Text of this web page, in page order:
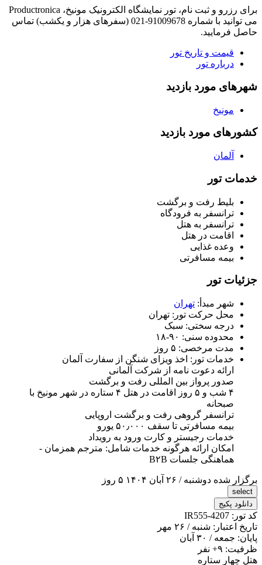
برای رزرو و ثبت نام، تور نمایشگاه الکترونیک مونیخ، Productronica
می توانید با شماره 91009678-021 (سفرهای هزار و یکشب) تماس
حاصل فرمایید.
قیمت و تاریخ تور
درباره تور
شهرهای مورد بازدید
مونیخ
کشورهای مورد بازدید
آلمان
خدمات تور
بلیط رفت و برگشت
ترانسفر به فرودگاه
ترانسفر به هتل
اقامت در هتل
وعده غذایی
بیمه مسافرتی
جزئیات تور
شهر مبدأ: تهران
محل حرکت تور: تهران
درجه سختی: سبک
محدوده سنی: ۹۰-۱۸
مدت مرخصی: ۵ روز
خدمات تور: اخذ ویزای شنگن از سفارت آلمان
ارائه دعوت نامه از شرکت آلمانی
صدور پرواز بین المللی رفت و برگشت
۴ شب و ۵ روز اقامت در هتل ۴ ستاره در شهر مونیخ با
صبحانه
ترانسفر گروهی رفت و برگشت اروپایی
بیمه مسافرتی تا سقف ۵۰٫۰۰۰ یورو
خدمات رجیستر و کارت ورود به رویداد
امکان ارائه هرگونه خدمات شامل: مترجم همزمان -
هماهنگی جلسات B۲B
برگزار شده دوشنبه / ۲۶ آبان ۱۴۰۴ ۵ روز
select
دانلود پکیج
کد تور: IR555-4207
تاریخ اعتبار: شنبه / ۲۶ مهر
پایان: جمعه / ۳۰ آبان
ظرفیت: +۹ نفر
هتل چهار ستاره